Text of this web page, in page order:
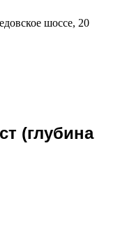
шоссе, 20
(глубина